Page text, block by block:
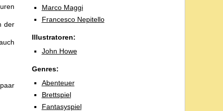
Marco Maggi
Francesco Nepitello
Illustratoren:
John Howe
Genres:
Abenteuer
Brettspiel
Fantasyspiel
der